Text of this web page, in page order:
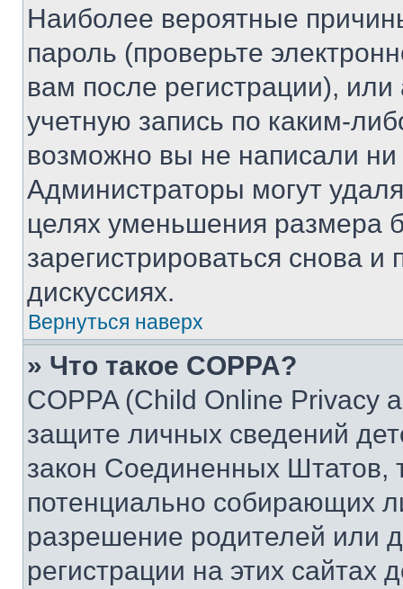
Наиболее вероятные
пароль (проверьте
вам после регистрации),
учетную запись по каким-
возможно вы не написали
Администраторы могут
целях уменьшения размера
зарегистрироваться снова и
дискуссиях.
Вернуться наверх
» Что такое COPPA?
COPPA (Child Online Privacy
защите личных сведений
закон Соединенных Штатов,
потенциально собирающих
разрешение родителей или
регистрации на этих сайтах